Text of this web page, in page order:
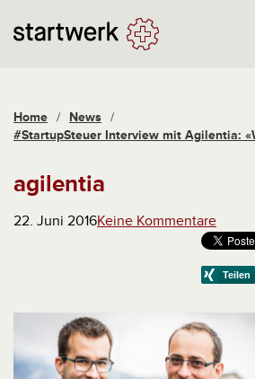
Home / News /
#StartupSteuer Interview mit Agilentia:
agilentia
22. Juni 2016Keine Kommentare